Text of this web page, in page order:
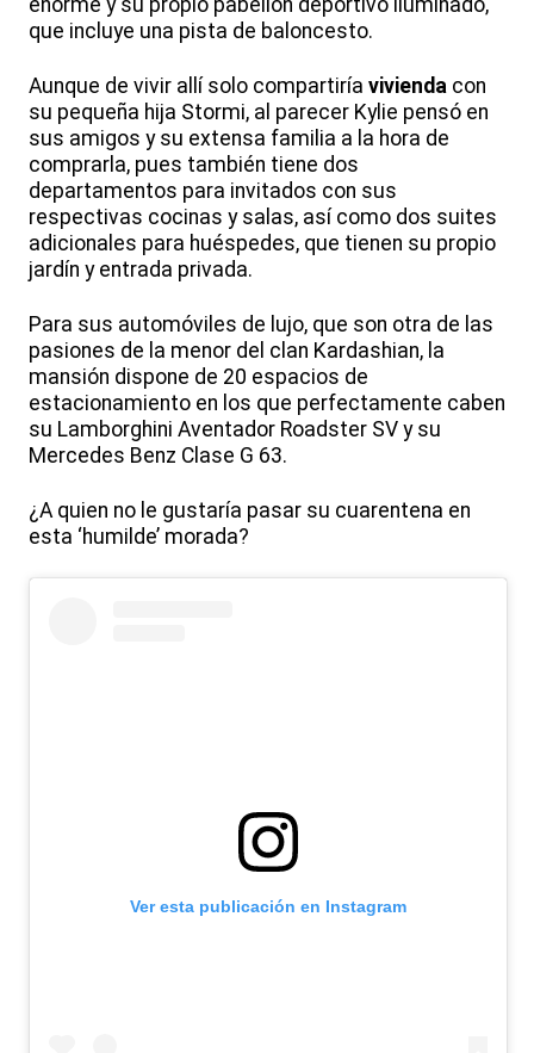
que incluye una pista de baloncesto.
Aunque de vivir allí solo compartiría vivienda con
su pequeña hija Stormi, al parecer Kylie pensó en
sus amigos y su extensa familia a la hora de
comprarla, pues también tiene dos
departamentos para invitados con sus
respectivas cocinas y salas, así como dos suites
adicionales para huéspedes, que tienen su propio
jardín y entrada privada.
Para sus automóviles de lujo, que son otra de las
pasiones de la menor del clan Kardashian, la
mansión dispone de 20 espacios de
estacionamiento en los que perfectamente caben
su Lamborghini Aventador Roadster SV y su
Mercedes Benz Clase G 63.
¿A quien no le gustaría pasar su cuarentena en
esta ‘humilde’ morada?
Ver esta publicación en Instagram